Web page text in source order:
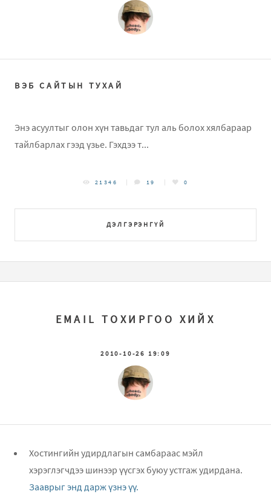
ВЭБ САЙТЫН ТУХАЙ
Энэ асуултыг олон хүн тавьдаг тул аль болох хялбараар
тайлбарлах гээд үзье. Гэхдээ т...
ДЭЛГЭРЭНГҮЙ
21346 19 0
EMAIL ТОХИРГОО ХИЙХ
2010-10-26 19:09
Хостингийн удирдлагын самбараас мэйл
хэрэглэгчдээ шинээр үүсгэх буюу устгаж удирдана.
Зааврыг энд дарж үзнэ үү.